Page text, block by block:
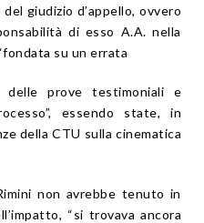
giudizio d’appello, ovvero
di esso A.A. nella
su un errata
prove testimoniali e
essendo state, in
della CTU sulla cinematica
non avrebbe tenuto in
“si trovava ancora